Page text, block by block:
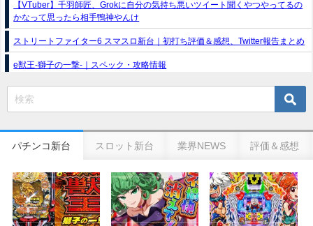
【VTuber】千羽師匠、Grokに自分の気持ち悪いツイート聞くやつやってるの
かなって思ったら相手鴨神やんけ
ストリートファイター6 スマスロ新台｜初打ち評価＆感想、Twitter報告まとめ
e獣王-獅子の一撃-｜スペック・攻略情報
スマスロトリプルクラウンX-300 ボーナストリガー搭載｜スペック・解析情報
新台パチンコ『e魔女と野獣』公式PV動画｜LT直行型399帯、運命分岐から上
eSAOアリシゼーション夜空『ファン試打会』感想＆画像報告まとめ｜金木犀
日遊協、ファン調査2025を発表｜使用金額中央値「1万円-3万円/1回」「遊技
歴20年以上が50％以上」等々…
【2025年】エイプリルフール話題（ネタ）まとめ｜ぱちんこパチスロ関連【4
パチンコ新台 スロット新台 業界NEWS 評価＆感想